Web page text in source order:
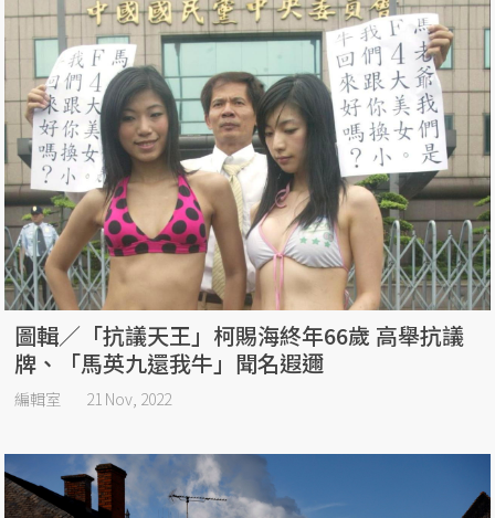
圖輯／「抗議天王」柯賜海終年66歲 高舉抗議
牌、「馬英九還我牛」聞名遐邇
編輯室 21 Nov, 2022